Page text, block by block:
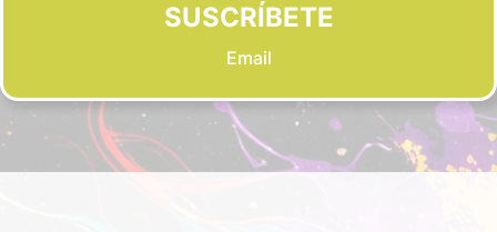
SUSCRÍBETE
Email